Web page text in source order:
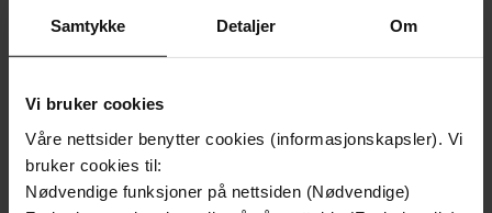
Samtykke Detaljer Om
Vi bruker cookies
Våre nettsider benytter cookies (informasjonskapsler). Vi
bruker cookies til:
Nødvendige funksjoner på nettsiden (Nødvendige)
The New Icons of the Internet Age
Jones
(innleser),Rori Hawthorn(innleser),Sam
Crerar